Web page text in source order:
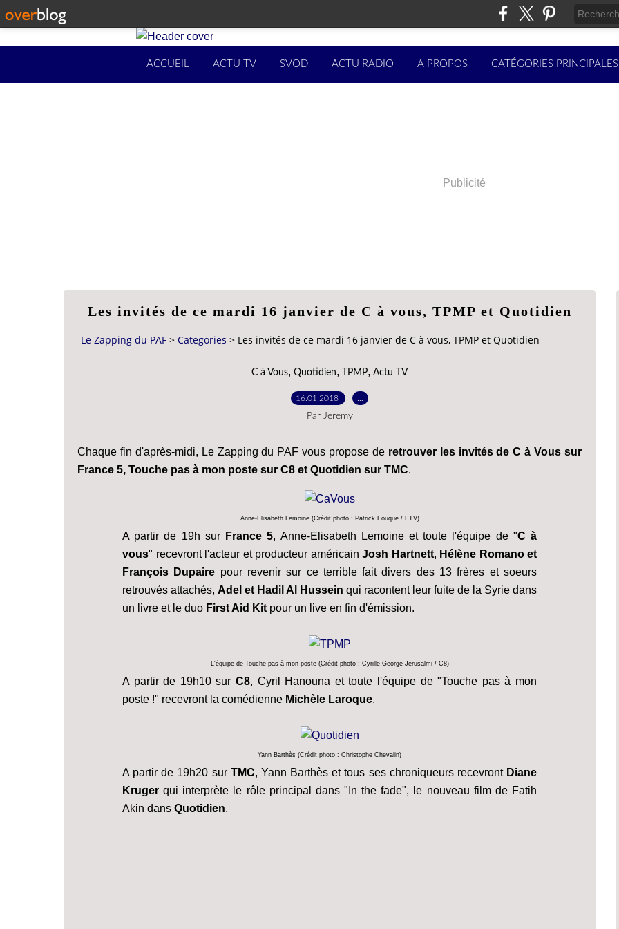
ACCUEIL ACTU TV SVOD ACTU RADIO A PROPOS CATÉGORIES PRINCIPALES
Publicité
Les invités de ce mardi 16 janvier de C à vous, TPMP et Quotidien
Le Zapping du PAF > Categories > Les invités de ce mardi 16 janvier de C à vous, TPMP et Quotidien
C à Vous, Quotidien, TPMP, Actu TV
16.01.2018
Par Jeremy
Chaque fin d'après-midi, Le Zapping du PAF vous propose deretrouver les invités de C à Vous sur
France 5, Touche pas à mon poste sur C8 et Quotidien sur TMC.
Anne-Elisabeth Lemoine (Crédit photo : Patrick Fouque / FTV)
A partir de 19h sur France 5, Anne-Elisabeth Lemoine et toute l'équipe de "C à
vous" recevront l'acteur et producteur américain Josh Hartnett, Hélène Romano et
François Dupaire pour revenir sur ce terrible fait divers des 13 frères et soeurs
retrouvés attachés, Adel et Hadil Al Hussein qui racontent leur fuite de la Syrie dans
un livre et le duo First Aid Kit pour un live en fin d'émission.
L'équipe de Touche pas à mon poste (Crédit photo : Cyrille George Jerusalmi / C8)
A partir de 19h10 sur C8, Cyril Hanouna et toute l'équipe de "Touche pas à mon
poste !" recevront la comédienne Michèle Laroque.
Yann Barthès (Crédit photo : Christophe Chevalin)
A partir de 19h20 sur TMC, Yann Barthès et tous ses chroniqueurs recevront Diane
Krugerqui interprète le rôle principal dans "In the fade", le nouveau film de Fatih
Akin dans Quotidien.